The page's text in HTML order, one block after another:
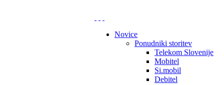
Novice
Ponudniki storitev
Telekom Slovenije
Mobitel
Si.mobil
Debitel